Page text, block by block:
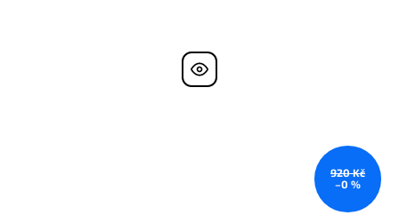
920 Kč
–0 %